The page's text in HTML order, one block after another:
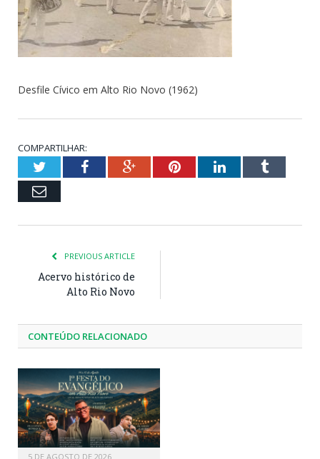
Desfile Cívico em Alto Rio Novo (1962)
COMPARTILHAR:
TwitterFacebookGoogle+PinterestLinkedInTumblr
Email
PREVIOUS ARTICLE
Acervo histórico de
Alto Rio Novo
CONTEÚDO RELACIONADO
5 DE AGOSTO DE 2026